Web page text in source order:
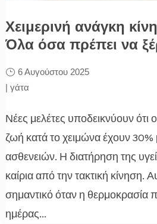
Χειμερινή ανάγκη
Όλα όσα πρέπει να
6 Αυγούστου 2025
| γάτα
Νέες μελέτες υποδεικνύουν ότι
ζωή κατά το χειμώνα έχουν 30%
ασθενειών. Η διατήρηση της
καίρια από την τακτική κίνηση.
σημαντικό όταν η θερμοκρασία
ημέρας...